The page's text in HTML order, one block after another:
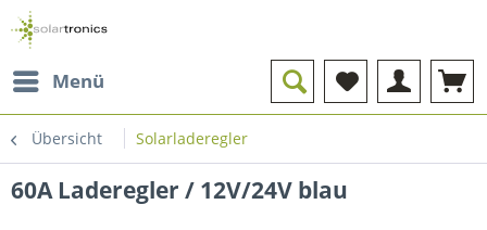
Menü
Übersicht Solarladeregler
60A Laderegler / 12V/24V blau